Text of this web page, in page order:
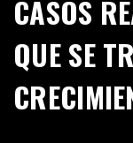
CASOS
QUE SE